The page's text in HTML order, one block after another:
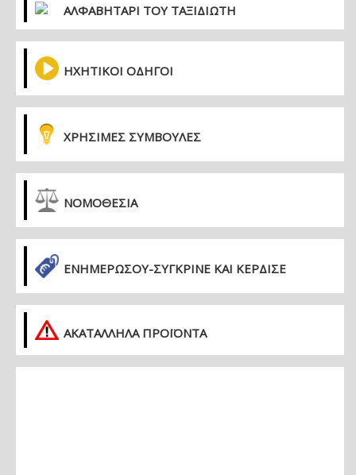
ΑΛΦΑΒΗΤΑΡΙ ΤΟΥ ΤΑΞΙΔΙΩΤΗ
ΗΧΗΤΙΚΟΙ ΟΔΗΓΟΙ
ΧΡΗΣΙΜΕΣ ΣΥΜΒΟΥΛΕΣ
ΝΟΜΟΘΕΣΙΑ
ΕΝΗΜΕΡΏΣΟΥ-ΣΎΓΚΡΙΝΕ ΚΑΙ ΚΈΡΔΙΣΕ
ΑΚΑΤΑΛΛΗΛΑ ΠΡΟΪΟΝΤΑ